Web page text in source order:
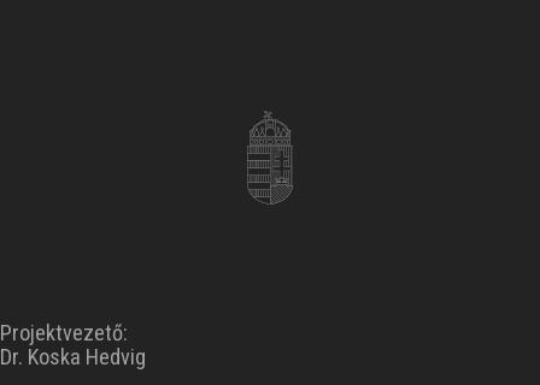
Projektvezető:
Dr. Koska Hedvig